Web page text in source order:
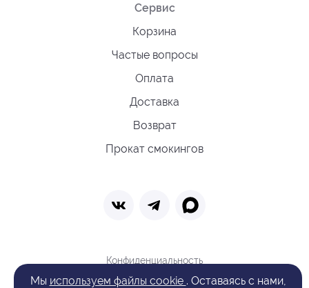
Сервис
Корзина
Частые вопросы
Оплата
Доставка
Возврат
Прокат смокингов
Конфиденциальность
Политика обработки cookie
Мы используем файлы cookie . Оставаясь с нами,